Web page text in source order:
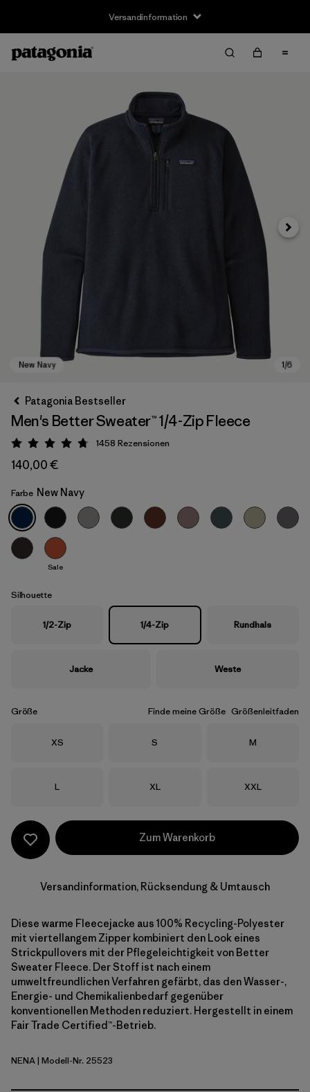
Versandinformation
New Navy
Patagonia Bestseller
Men's Better Sweater™ 1/4-Zip Fleece
Bewertung: 4.8 / 5
1458 Rezensionen
140,00 €
Farbe New Navy
Sale
Silhouette
1/2-Zip 1/4-Zip Rundhals
Jacke Weste
Größe Finde meine Größe Größenleitfaden
Größe
XS Größe
S Größe
M
Größe
L Größe
XL Größe
XXL
Zum Warenkorb
Versandinformation, Rücksendung & Umtausch
Diese warme Fleecejacke aus 100% Recycling-Polyester
mit viertellangem Zipper kombiniert den Look eines
Strickpullovers mit der Pflegeleichtigkeit von Better
Sweater Fleece. Der Stoff ist nach einem
umweltfreundlichen Verfahren gefärbt, das den Wasser-,
Energie- und Chemikalienbedarf gegenüber
konventionellen Methoden reduziert. Hergestellt in einem
Fair Trade Certified™-Betrieb.
New Navy
NENA| Modell-Nr. 25523